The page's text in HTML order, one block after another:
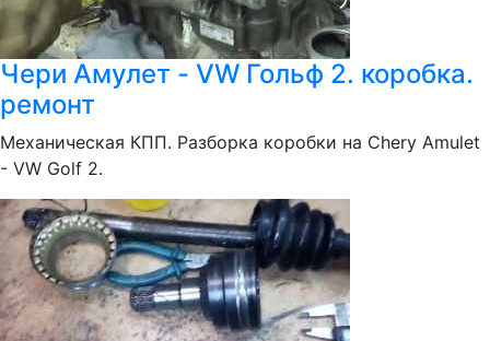
Чери Амулет - VW Гольф 2. коробка.
ремонт
Механическая КПП. Разборка коробки на Chery Amulet
- VW Golf 2.